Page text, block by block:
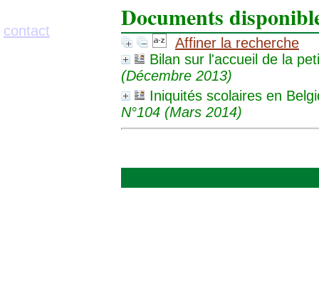
Documents
Affiner la recherche
Bilan sur l'accueil de la
(Décembre 2013)
Iniquités scolaires en
N°104 (Mars 2014)
contact